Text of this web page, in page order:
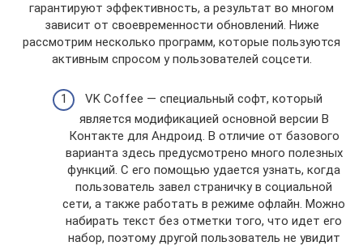
гарантируют эффективность, а результат во многом
зависит от своевременности обновлений. Ниже
рассмотрим несколько программ, которые пользуются
активным спросом у пользователей соцсети.
VK Coffee — специальный софт, который
является модификацией основной версии В
Контакте для Андроид. В отличие от базового
варианта здесь предусмотрено много полезных
функций. С его помощью удается узнать, когда
пользователь завел страничку в социальной
сети, а также работать в режиме офлайн. Можно
набирать текст без отметки того, что идет его
набор, поэтому другой пользователь не увидит